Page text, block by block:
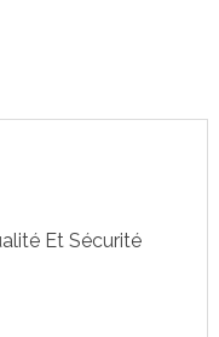
Et Sécurité